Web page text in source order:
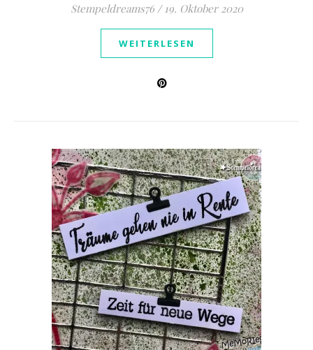
Stempeldreams76 / 19. Oktober 2020
WEITERLESEN